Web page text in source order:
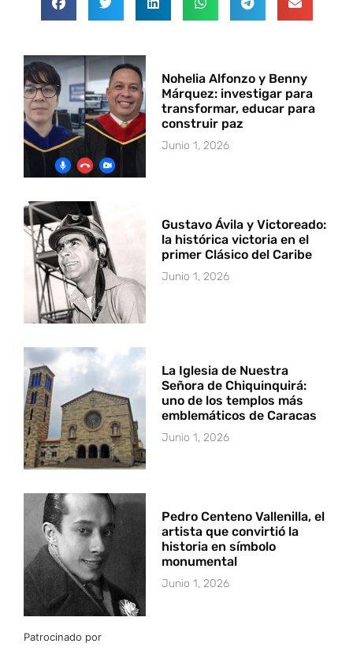
Nohelia Alfonzo y Benny
Márquez: investigar para
transformar, educar para
construir paz
Junio 1, 2026
Gustavo Ávila y Victoreado:
la histórica victoria en el
primer Clásico del Caribe
Junio 1, 2026
La Iglesia de Nuestra
Señora de Chiquinquirá:
uno de los templos más
emblemáticos de Caracas
Junio 1, 2026
Pedro Centeno Vallenilla, el
artista que convirtió la
historia en símbolo
monumental
Junio 1, 2026
Patrocinado por